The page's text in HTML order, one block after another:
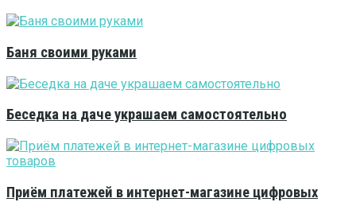
Баня своими руками
Беседка на даче украшаем самостоятельно
Приём платежей в интернет-магазине цифровых